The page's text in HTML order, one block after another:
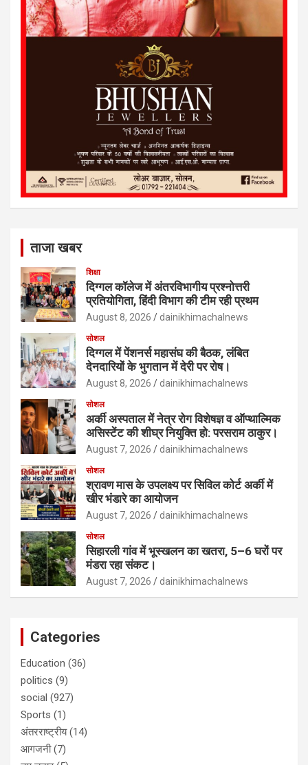
ताजा खबर
शिक्षा
दिग्गल कॉलेज में अंतरविभागीय प्रश्नोत्तरी
प्रतियोगिता, हिंदी विभाग की टीम रही प्रथम
August 8, 2026 dainikhimachalnews
सोशल
दिग्गल में पेंशनर्स महासंघ की बैठक, लंबित
देनदारियों के भुगतान में देरी पर रोष।
August 8, 2026 dainikhimachalnews
सोशल
अर्की अस्पताल में नेत्र रोग विशेषज्ञ व ऑप्थाल्मिक
असिस्टेंट की शीघ्र नियुक्ति हो: परसराम ठाकुर।
August 7, 2026 dainikhimachalnews
सोशल
श्रावण मास के उपलक्ष्य पर सिविल कोर्ट अर्की में
खीर भंडारे का आयोजन
August 7, 2026 dainikhimachalnews
सोशल
सिहारली गांव में भूस्खलन का खतरा, 5–6 घरों पर
मंडरा रहा संकट।
August 7, 2026 dainikhimachalnews
Categories
Education (36)
politics (9)
social (927)
Sports (1)
अंतरराष्ट्रीय(14)
आगजनी(7)